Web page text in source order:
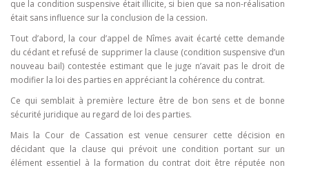
que la condition suspensive était illicite, si bien que sa non-réalisation
était sans influence sur la conclusion de la cession.
Tout d’abord, la cour d’appel de Nîmes avait écarté cette demande
du cédant et refusé de supprimer la clause (condition suspensive d’un
nouveau bail) contestée estimant que le juge n’avait pas le droit de
modifier la loi des parties en appréciant la cohérence du contrat.
Ce qui semblait à première lecture être de bon sens et de bonne
sécurité juridique au regard de loi des parties.
Mais la Cour de Cassation est venue censurer cette décision en
décidant que la clause qui prévoit une condition portant sur un
élément essentiel à la formation du contrat doit être réputée non